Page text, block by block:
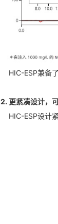
HIC-ESP兼备
2. 更紧凑设计，
HIC-ESP设计